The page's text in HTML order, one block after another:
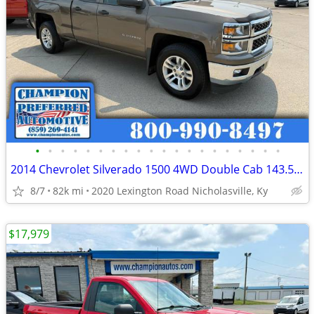
• • • • • • • • • • • • • • • • • • • •
2014 Chevrolet Silverado 1500 4WD Double Cab 143.5 LT w/1LT
8/7 82k mi 2020 Lexington Road Nicholasville, Ky
$17,979